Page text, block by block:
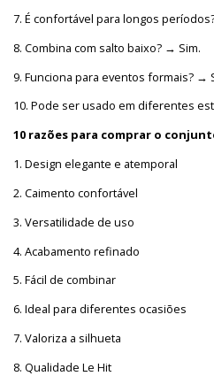
7. É confortável para longos
8. Combina com salto baixo? → Sim.
9. Funciona para eventos formais? →
10. Pode ser usado em diferentes
10 razões para comprar o
1. Design elegante e atemporal
2. Caimento confortável
3. Versatilidade de uso
4. Acabamento refinado
5. Fácil de combinar
6. Ideal para diferentes ocasiões
7. Valoriza a silhueta
8. Qualidade Le Hit